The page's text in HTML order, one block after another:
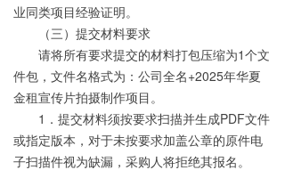
业同类项目经验证明。
（三）提交材料要求
请将所有要求提交的材料打包压缩为1个文
件包，文件名格式为：公司全名+2025年华夏
金租宣传片拍摄制作项目。
1．提交材料须按要求扫描并生成PDF文件
或指定版本，对于未按要求加盖公章的原件电
子扫描件视为缺漏，采购人将拒绝其报名。